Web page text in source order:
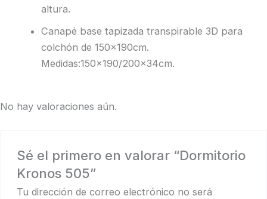
altura.
Canapé base tapizada transpirable 3D para
colchón de 150x190cm.
Medidas:150×190/200x34cm.
No hay valoraciones aún.
Sé el primero en valorar “Dormitorio
Kronos 505”
Tu dirección de correo electrónico no será